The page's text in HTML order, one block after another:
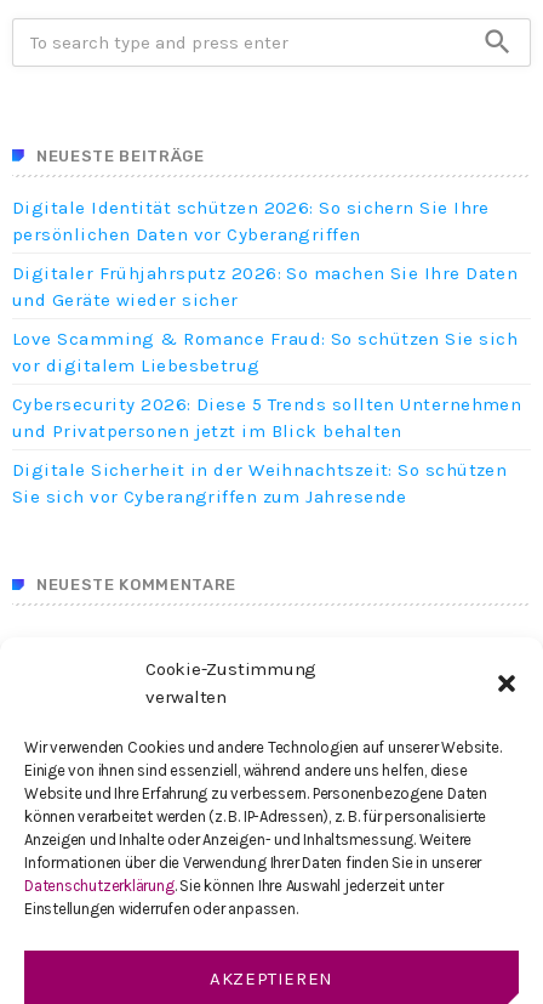
Cookie-Zustimmung
verwalten
Wir verwenden Cookies und andere Technologien auf unserer Website.
Einige von ihnen sind essenziell, während andere uns helfen, diese
Website und Ihre Erfahrung zu verbessern. Personenbezogene Daten
können verarbeitet werden (z. B. IP-Adressen), z. B. für personalisierte
Anzeigen und Inhalte oder Anzeigen- und Inhaltsmessung. Weitere
Informationen über die Verwendung Ihrer Daten finden Sie in unserer
Datenschutzerklärung. Sie können Ihre Auswahl jederzeit unter
Einstellungen widerrufen oder anpassen.
AKZEPTIEREN
search
NEUESTE BEITRÄGE
Digitale Identität schützen 2026: So sichern Sie Ihre
persönlichen Daten vor Cyberangriffen
Digitaler Frühjahrsputz 2026: So machen Sie Ihre Daten
und Geräte wieder sicher
Love Scamming & Romance Fraud: So schützen Sie sich
vor digitalem Liebesbetrug
Cybersecurity 2026: Diese 5 Trends sollten Unternehmen
und Privatpersonen jetzt im Blick behalten
Digitale Sicherheit in der Weihnachtszeit: So schützen
Sie sich vor Cyberangriffen zum Jahresende
NEUESTE KOMMENTARE
SEARCH IN THE SITE
KATEGORIEN